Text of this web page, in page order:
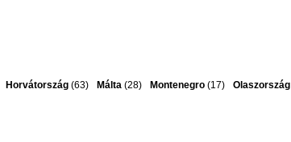
Horvátország (63) Málta (28) Montenegro (17) Olaszország